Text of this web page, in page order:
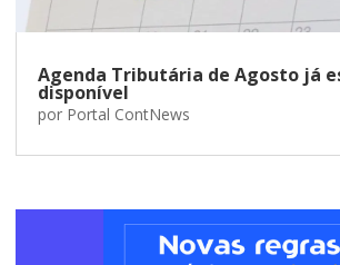
Agenda Tributária de Agosto já
disponível
por Portal ContNews